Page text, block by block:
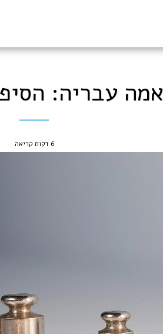
אמה עבריה:
6 דקות קריאה